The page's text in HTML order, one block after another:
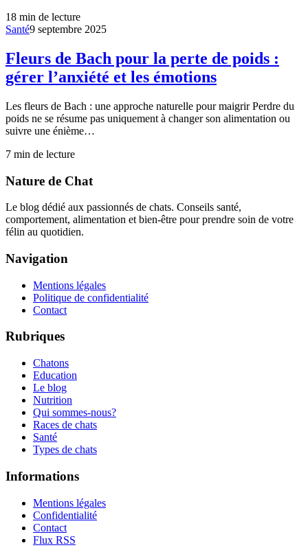
18 min de lecture
Santé9 septembre 2025
Fleurs de Bach pour la perte de poids :
gérer l’anxiété et les émotions
Les fleurs de Bach : une approche naturelle pour maigrir Perdre du
poids ne se résume pas uniquement à changer son alimentation ou
suivre une énième…
7 min de lecture
Nature de Chat
Le blog dédié aux passionnés de chats. Conseils santé,
comportement, alimentation et bien-être pour prendre soin de votre
félin au quotidien.
Navigation
Mentions légales
Politique de confidentialité
Contact
Rubriques
Chatons
Education
Le blog
Nutrition
Qui sommes-nous?
Races de chats
Santé
Types de chats
Informations
Mentions légales
Confidentialité
Contact
Flux RSS